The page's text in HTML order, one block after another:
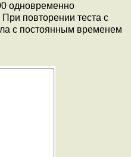
одновременно
повторении теста с
с постоянным временем